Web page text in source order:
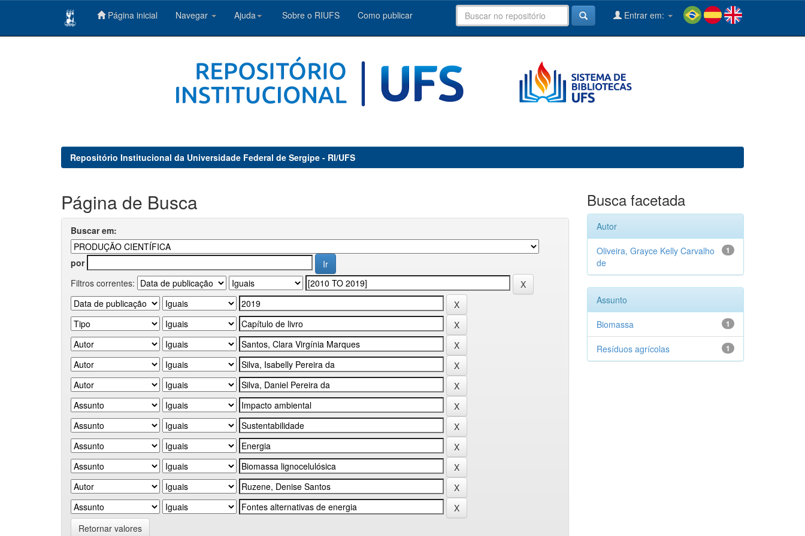
Página inicial Navegar Ajuda Sobre o RIUFS Como publicar Entrar em:
Repositório Institucional da Universidade Federal de Sergipe - RI/UFS
Página de Busca
Buscar em:
por
Filtros correntes:
Retornar valores
Busca facetada
Autor
1
Oliveira, Grayce Kelly Carvalho
de
Assunto
1
Biomassa
1
Resíduos agrícolas